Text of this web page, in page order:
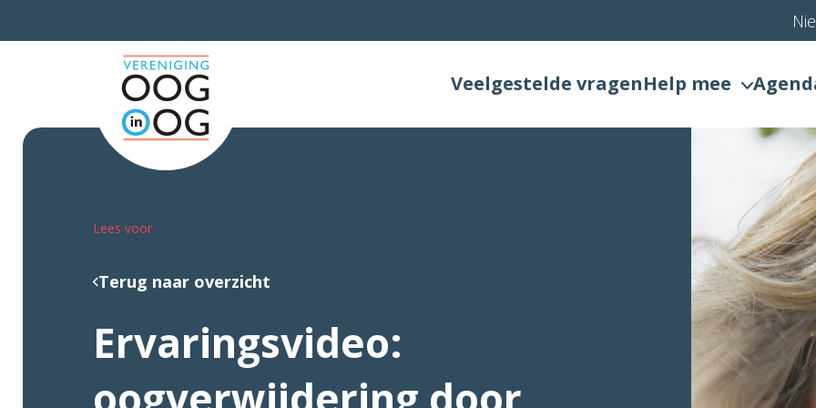
Veelgestelde vragenHelp mee
Lees voor
Terug naar overzicht
Ervaringsvideo: